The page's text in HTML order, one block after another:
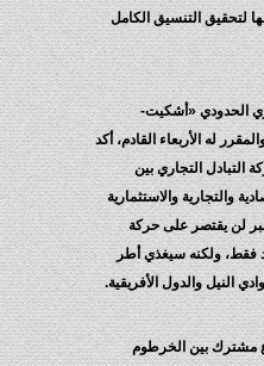
لتحقيق التنسيق الكامل
الحدودي «أشكيت-
له الأربعاء القادم، أكد
التبادل التجاري بين
والتجارية والاستثمارية
لن يقتصر على حركة
فقط، ولكنه سيغذي أطر
النيل والدول الأفريقية.
مشترك بين الخرطوم